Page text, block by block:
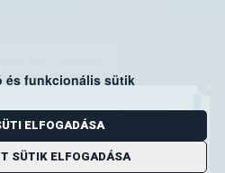
és funkcionális sütik
ELFOGADÁSA
SÜTIK ELFOGADÁSA
biztonsági Hivatal
1525 Budapest. Pf. 30.
06-80/263-244
06-1/ 336-9000